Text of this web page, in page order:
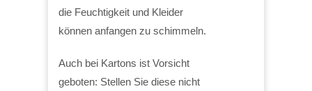
die Feuchtigkeit und Kleider
können anfangen zu schimmeln.
Auch bei Kartons ist Vorsicht
geboten: Stellen Sie diese nicht